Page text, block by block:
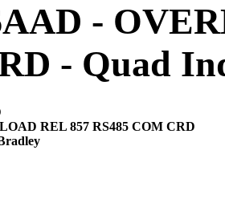
-
- Quad
REL 857 RS485 COM CRD